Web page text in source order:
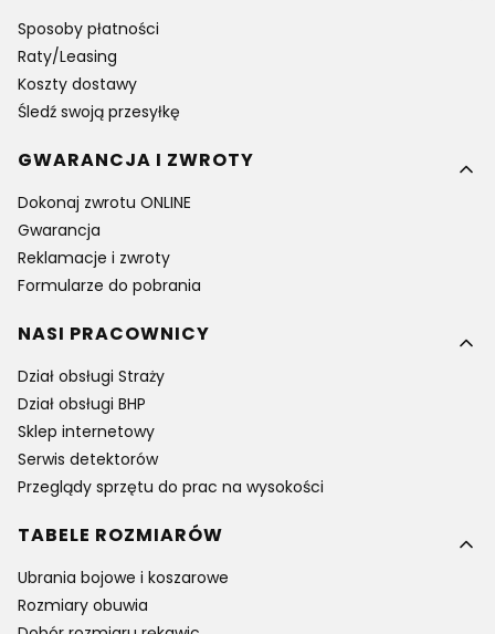
Sposoby płatności
Raty/Leasing
Koszty dostawy
Śledź swoją przesyłkę
GWARANCJA I ZWROTY
Dokonaj zwrotu ONLINE
Gwarancja
Reklamacje i zwroty
Formularze do pobrania
NASI PRACOWNICY
Dział obsługi Straży
Dział obsługi BHP
Sklep internetowy
Serwis detektorów
Przeglądy sprzętu do prac na wysokości
TABELE ROZMIARÓW
Ubrania bojowe i koszarowe
Rozmiary obuwia